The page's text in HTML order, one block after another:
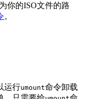
你的ISO文件的路
。
运行umount命令卸载